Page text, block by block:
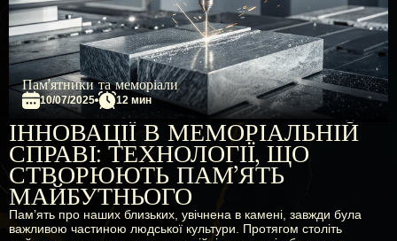
Пам’ятники та меморіали
10/07/2025 12 мин
ІННОВАЦІЇ В МЕМОРІАЛЬНІЙ
СПРАВІ: ТЕХНОЛОГІЇ, ЩО
СТВОРЮЮТЬ ПАМ'ЯТЬ
МАЙБУТНЬОГО
Пам’ять про наших близьких, увічнена в камені, завжди була
важливою частиною людської культури. Протягом століть